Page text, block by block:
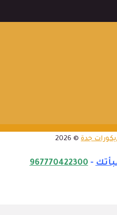
جدة © 2026
-
967770422300